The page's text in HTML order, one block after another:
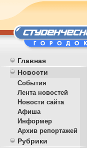
Главная
Новости
События
Лента новостей
Новости сайта
Афиша
Информер
Архив репортажей
Рубрики